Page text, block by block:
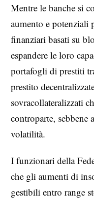
Mentre le banche si
aumento e
finanziari basati su
espandere le loro
portafogli di prestiti
prestito
sovracollateralizzati
controparte, sebbene
volatilità.
I funzionari della
che gli aumenti di
gestibili entro range